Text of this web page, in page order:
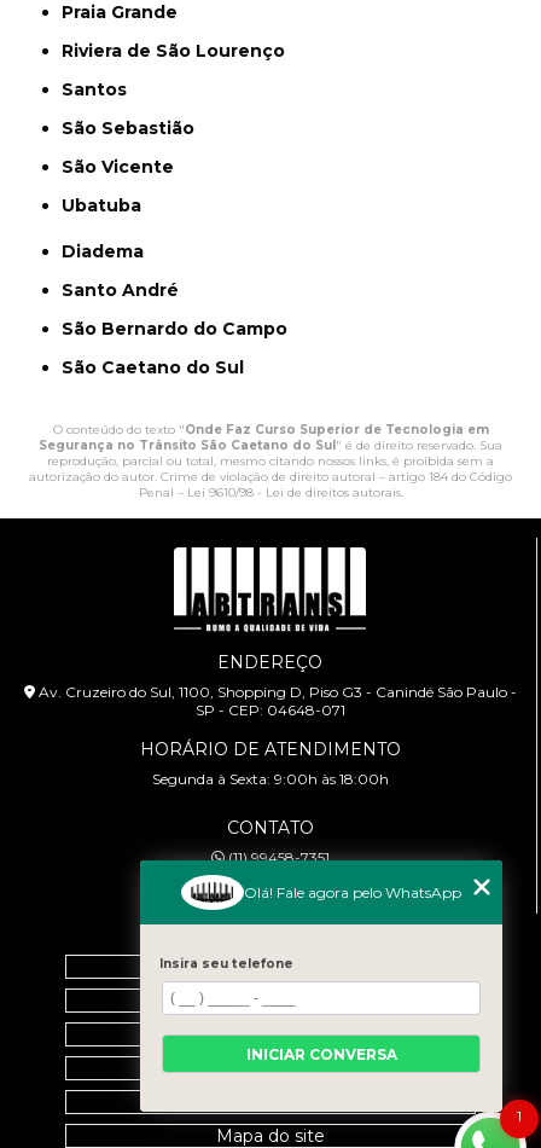
Praia Grande
Riviera de São Lourenço
Santos
São Sebastião
São Vicente
Ubatuba
Diadema
Santo André
São Bernardo do Campo
São Caetano do Sul
O conteúdo do texto "Onde Faz Curso Superior de Tecnologia em
Segurança no Trânsito São Caetano do Sul " é de direito reservado. Sua
reprodução, parcial ou total, mesmo citando nossos links, é proibida sem a
autorização do autor. Crime de violação de direito autoral – artigo 184 do Código
Penal – Lei 9610/98 - Lei de direitos autorais.
ENDEREÇO
Av. Cruzeiro do Sul, 1100, Shopping D, Piso G3 - Canindé São Paulo -
SP - CEP: 04648-071
HORÁRIO DE ATENDIMENTO
Segunda à Sexta: 9:00h às 18:00h
CONTATO
(11) 99458-7351
cursoabtrans@gmail.com
Home
Empresa
Galeria
Contato
Mapa do site
1
Olá! Fale agora pelo WhatsApp
Insira seu telefone
INICIAR CONVERSA